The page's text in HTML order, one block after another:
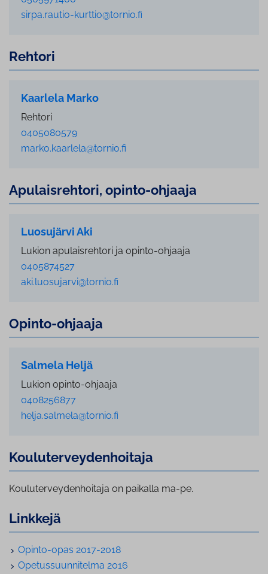
sirpa.rautio-kurttio@tornio.fi
Rehtori
Kaarlela Marko
Rehtori
0405080579
marko.kaarlela@tornio.fi
Apu­lais­reh­to­ri, opinto-ohjaaja
Luosujärvi Aki
Lukion apulaisrehtori ja opinto-ohjaaja
0405874527
aki.luosujarvi@tornio.fi
Opinto-ohjaaja
Salmela Heljä
Lukion opinto-ohjaaja
0408256877
helja.salmela@tornio.fi
Kou­lu­ter­vey­den­hoi­ta­ja
Kouluterveydenhoitaja on paikalla ma-pe.
Linkkejä
Opinto-opas 2017-2018
Opetussuunnitelma 2016